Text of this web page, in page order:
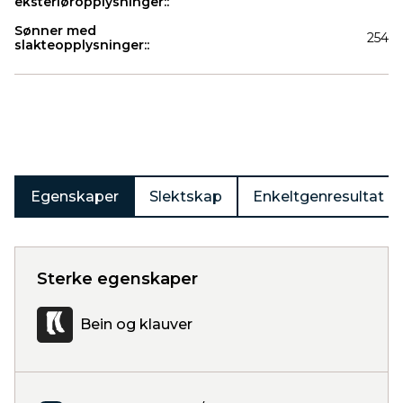
Sønner med
slakteopplysninger::
254
Egenskaper Slektskap Enkeltgenresultat
Sterke egenskaper
Bein og klauver